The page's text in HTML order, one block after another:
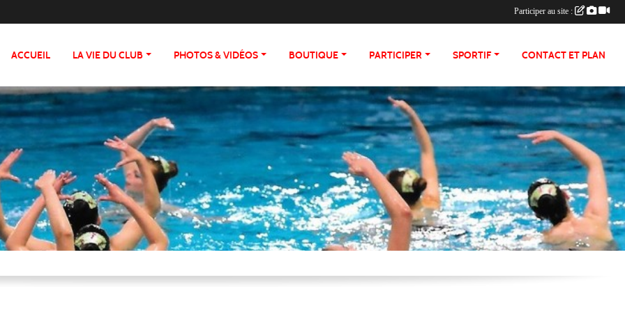
ACCUEIL LA VIE DU CLUB PHOTOS & VIDÉOS BOUTIQUE PARTICIPER SPORTIF CONTACT ET PLAN
Participer au site :